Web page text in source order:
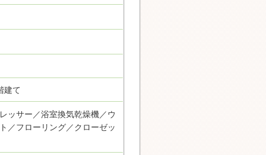
建て
ッサー／浴室換気乾燥機／ウ
／フローリング／クローゼッ